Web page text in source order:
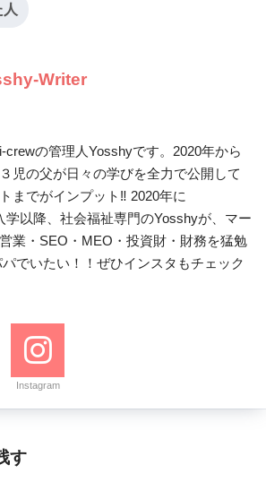
Writer
crewの管理人Yosshyです。2020年から
児の父が日々の学びを全力で公開して
までがインプット‼ 2020年に
学以降、社会福祉専門のYosshyが、マー
業・SEO・MEO・投資財・財務を猛勉
でいたい！！ぜひインスタもチェック
Instagram
す